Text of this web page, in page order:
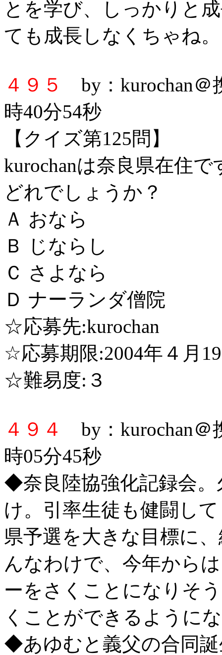
とを学び、しっかりと
ても成長しなくちゃね。
４９５
by：kurochan
時40分54秒
【クイズ第125問】
kurochanは奈良県在住
どれでしょうか？
Ａ おなら
Ｂ じならし
Ｃ さよなら
Ｄ ナーランダ僧院
☆応募先:kurochan
☆応募期限:2004年４月
☆難易度:３
４９４
by：kurochan
時05分45秒
◆奈良陸協強化記録会
け。引率生徒も健闘し
県予選を大きな目標に
んなわけで、今年から
ーをさくことになりそ
くことができるように
◆あゆむと義父の合同